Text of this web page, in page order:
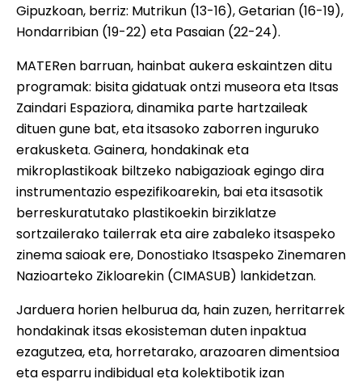
Gipuzkoan, berriz: Mutrikun (13-16), Getarian (16-19),
Hondarribian (19-22) eta Pasaian (22-24).
MATERen barruan, hainbat aukera eskaintzen ditu
programak: bisita gidatuak ontzi museora eta Itsas
Zaindari Espaziora, dinamika parte hartzaileak
dituen gune bat, eta itsasoko zaborren inguruko
erakusketa. Gainera, hondakinak eta
mikroplastikoak biltzeko nabigazioak egingo dira
instrumentazio espezifikoarekin, bai eta itsasotik
berreskuratutako plastikoekin birziklatze
sortzailerako tailerrak eta aire zabaleko itsaspeko
zinema saioak ere, Donostiako Itsaspeko Zinemaren
Nazioarteko Zikloarekin (CIMASUB) lankidetzan.
Jarduera horien helburua da, hain zuzen, herritarrek
hondakinak itsas ekosisteman duten inpaktua
ezagutzea, eta, horretarako, arazoaren dimentsioa
eta esparru indibidual eta kolektibotik izan